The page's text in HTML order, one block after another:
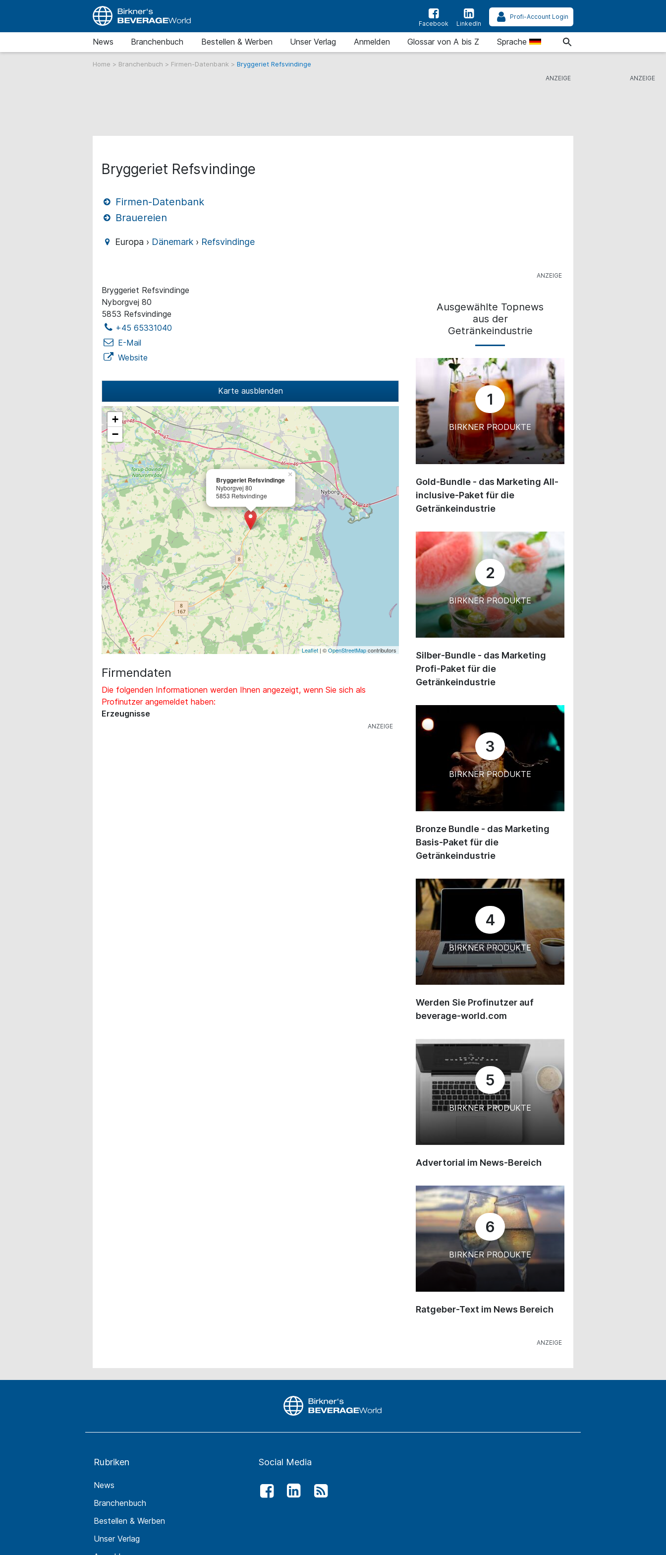
Facebook LinkedIn
Profi-Account Login
News Branchenbuch Bestellen & Werben Unser Verlag Anmelden Glossar von A bis Z Sprache
Home > Branchenbuch > Firmen-Datenbank > Bryggeriet Refsvindinge
Bryggeriet Refsvindinge
Firmen-Datenbank
Brauereien
Europa › Dänemark › Refsvindinge
Bryggeriet Refsvindinge
Nyborgvej 80
5853 Refsvindinge
+45 65331040
E-Mail
Website
Karte ausblenden
Bryggeriet Refsvindinge
Nyborgvej 80
5853 Refsvindinge
×
+
−
Leaflet | ©OpenStreetMapcontributors
Firmendaten
Die folgenden Informationen werden Ihnen angezeigt, wenn Sie sich als
Profinutzer angemeldet haben:
Erzeugnisse
Ausgewählte Topnews
aus der
Getränkeindustrie
1
BIRKNER PRODUKTE
Gold-Bundle - das Marketing All-
inclusive-Paket für die
Getränkeindustrie
2
BIRKNER PRODUKTE
Silber-Bundle - das Marketing
Profi-Paket für die
Getränkeindustrie
3
BIRKNER PRODUKTE
Bronze Bundle - das Marketing
Basis-Paket für die
Getränkeindustrie
4
BIRKNER PRODUKTE
Werden Sie Profinutzer auf
beverage-world.com
5
BIRKNER PRODUKTE
Advertorial im News-Bereich
6
BIRKNER PRODUKTE
Ratgeber-Text im News Bereich
Rubriken
News
Branchenbuch
Bestellen & Werben
Unser Verlag
Social Media